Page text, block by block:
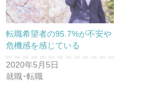
転職希望者の95.7%が不安や
危機感を感じている
2020年5月5日
就職･転職